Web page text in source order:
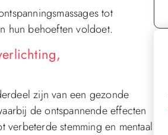
tot
hun behoeften voldoet.
zijn van een gezonde
de ontspannende effecten
verbeterde stemming en mentaal